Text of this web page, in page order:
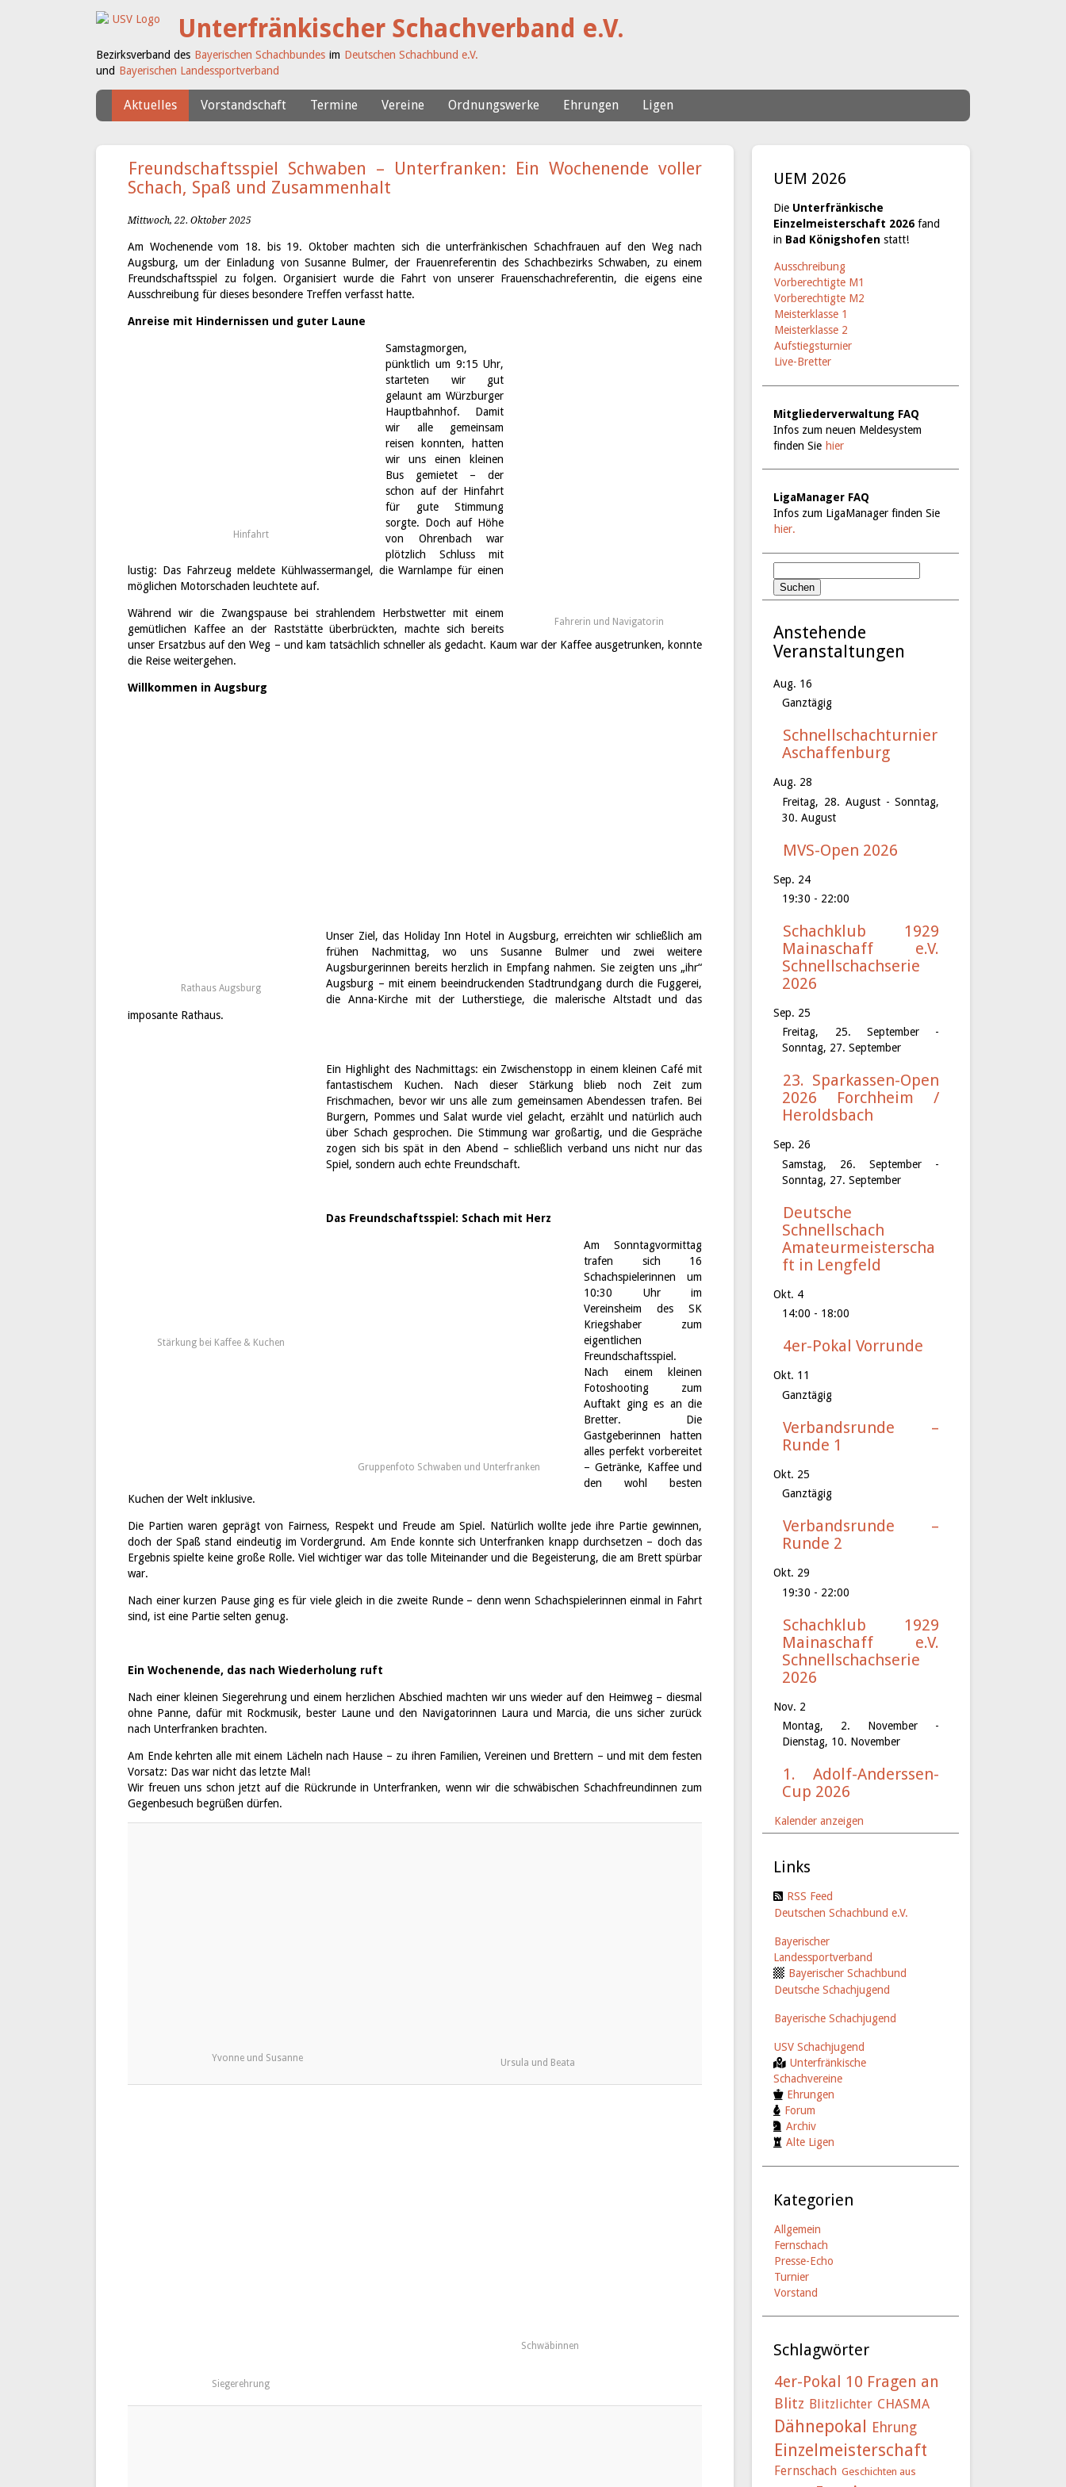
Unterfränkischer Schachverband e.V.
Bezirksverband des Bayerischen Schachbundes im Deutschen Schachbund e.V.
und Bayerischen Landessportverband
Aktuelles Vorstandschaft Termine Vereine Ordnungswerke Ehrungen Ligen
Freundschaftsspiel Schwaben – Unterfranken: Ein Wochenende voller
Schach, Spaß und Zusammenhalt
Mittwoch, 22. Oktober 2025
Am Wochenende vom 18. bis 19. Oktober machten sich die unterfränkischen Schachfrauen auf den Weg nach
Augsburg, um der Einladung von Susanne Bulmer, der Frauenreferentin des Schachbezirks Schwaben, zu einem
Freundschaftsspiel zu folgen. Organisiert wurde die Fahrt von unserer Frauenschachreferentin, die eigens eine
Ausschreibung für dieses besondere Treffen verfasst hatte.
Anreise mit Hindernissen und guter Laune
Hinfahrt
Fahrerin und Navigatorin
Samstagmorgen,
pünktlich um 9:15 Uhr,
starteten wir gut
gelaunt am Würzburger
Hauptbahnhof. Damit
wir alle gemeinsam
reisen konnten, hatten
wir uns einen kleinen
Bus gemietet – der
schon auf der Hinfahrt
für gute Stimmung
sorgte. Doch auf Höhe
von Ohrenbach war
plötzlich Schluss mit
lustig: Das Fahrzeug meldete Kühlwassermangel, die Warnlampe für einen
möglichen Motorschaden leuchtete auf.
Während wir die Zwangspause bei strahlendem Herbstwetter mit einem
gemütlichen Kaffee an der Raststätte überbrückten, machte sich bereits
unser Ersatzbus auf den Weg – und kam tatsächlich schneller als gedacht. Kaum war der Kaffee ausgetrunken, konnte
die Reise weitergehen.
Willkommen in Augsburg
Rathaus Augsburg
Unser Ziel, das Holiday Inn Hotel in Augsburg, erreichten wir schließlich am
frühen Nachmittag, wo uns Susanne Bulmer und zwei weitere
Augsburgerinnen bereits herzlich in Empfang nahmen. Sie zeigten uns „ihr“
Augsburg – mit einem beeindruckenden Stadtrundgang durch die Fuggerei,
die Anna-Kirche mit der Lutherstiege, die malerische Altstadt und das
imposante Rathaus.
Stärkung bei Kaffee & Kuchen
Ein Highlight des Nachmittags: ein Zwischenstopp in einem kleinen Café mit
fantastischem Kuchen. Nach dieser Stärkung blieb noch Zeit zum
Frischmachen, bevor wir uns alle zum gemeinsamen Abendessen trafen. Bei
Burgern, Pommes und Salat wurde viel gelacht, erzählt und natürlich auch
über Schach gesprochen. Die Stimmung war großartig, und die Gespräche
zogen sich bis spät in den Abend – schließlich verband uns nicht nur das
Spiel, sondern auch echte Freundschaft.
Das Freundschaftsspiel: Schach mit Herz
Gruppenfoto Schwaben und Unterfranken
Am Sonntagvormittag
trafen sich 16
Schachspielerinnen um
10:30 Uhr im
Vereinsheim des SK
Kriegshaber zum
eigentlichen
Freundschaftsspiel.
Nach einem kleinen
Fotoshooting zum
Auftakt ging es an die
Bretter. Die
Gastgeberinnen hatten
alles perfekt vorbereitet
– Getränke, Kaffee und
den wohl besten
Kuchen der Welt inklusive.
Die Partien waren geprägt von Fairness, Respekt und Freude am Spiel. Natürlich wollte jede ihre Partie gewinnen,
doch der Spaß stand eindeutig im Vordergrund. Am Ende konnte sich Unterfranken knapp durchsetzen – doch das
Ergebnis spielte keine große Rolle. Viel wichtiger war das tolle Miteinander und die Begeisterung, die am Brett spürbar
war.
Nach einer kurzen Pause ging es für viele gleich in die zweite Runde – denn wenn Schachspielerinnen einmal in Fahrt
sind, ist eine Partie selten genug.
Ein Wochenende, das nach Wiederholung ruft
Nach einer kleinen Siegerehrung und einem herzlichen Abschied machten wir uns wieder auf den Heimweg – diesmal
ohne Panne, dafür mit Rockmusik, bester Laune und den Navigatorinnen Laura und Marcia, die uns sicher zurück
nach Unterfranken brachten.
Am Ende kehrten alle mit einem Lächeln nach Hause – zu ihren Familien, Vereinen und Brettern – und mit dem festen
Vorsatz: Das war nicht das letzte Mal!
Wir freuen uns schon jetzt auf die Rückrunde in Unterfranken, wenn wir die schwäbischen Schachfreundinnen zum
Gegenbesuch begrüßen dürfen.
Yvonne und Susanne Ursula und Beata
Siegerehrung
Schwäbinnen
UEM 2026
Die Unterfränkische
Einzelmeisterschaft 2026 fand
in Bad Königshofen statt!
Ausschreibung
Vorberechtigte M1
Vorberechtigte M2
Meisterklasse 1
Meisterklasse 2
Aufstiegsturnier
Live-Bretter
Mitgliederverwaltung FAQ
Infos zum neuen Meldesystem
finden Sie hier
LigaManager FAQ
Infos zum LigaManager finden Sie
hier.
Anstehende
Veranstaltungen
Aug. 16
Ganztägig
Schnellschachturnier
Aschaffenburg
Aug. 28
Freitag, 28. August-Sonntag,
30. August
MVS-Open 2026
Sep. 24
19:30 - 22:00
Schachklub 1929
Mainaschaff e.V.
Schnellschachserie
2026
Sep. 25
Freitag, 25. September-
Sonntag, 27. September
23. Sparkassen-Open
2026 Forchheim /
Heroldsbach
Sep. 26
Samstag, 26. September -
Sonntag, 27. September
Deutsche
Schnellschach
Amateurmeisterscha
ft in Lengfeld
Okt. 4
14:00 - 18:00
4er-Pokal Vorrunde
Okt. 11
Ganztägig
Verbandsrunde –
Runde 1
Okt. 25
Ganztägig
Verbandsrunde –
Runde 2
Okt. 29
19:30 - 22:00
Schachklub 1929
Mainaschaff e.V.
Schnellschachserie
2026
Nov. 2
Montag, 2. November -
Dienstag, 10. November
1. Adolf-Anderssen-
Cup 2026
Kalender anzeigen
Links
RSS Feed
Deutschen Schachbund e.V.
Bayerischer
Landessportverband
Bayerischer Schachbund
Deutsche Schachjugend
Bayerische Schachjugend
USV Schachjugend
Unterfränkische
Schachvereine
Ehrungen
Forum
Archiv
Alte Ligen
Kategorien
Allgemein
Fernschach
Presse-Echo
Turnier
Vorstand
Schlagwörter
4er-Pokal 10 Fragen an
Blitz Blitzlichter CHASMA
Dähnepokal Ehrung
Einzelmeisterschaft
Fernschach Geschichten aus